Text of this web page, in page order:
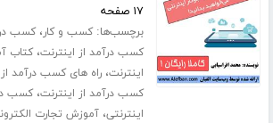
۱۷ صفحه
برچسب‌ها:کسب و کار،کسب
کسب درآمد از اینترنت،کتاب
اینترنت،راه های کسب درآمد از
کسب درآمد از اینترنت،کسب
اینترنتی،آموزش تجارت